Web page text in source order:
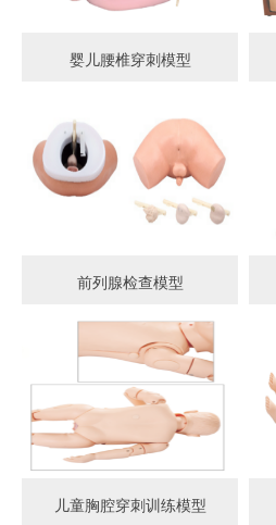
婴儿腰椎穿刺模型
前列腺检查模型
儿童胸腔穿刺训练模型